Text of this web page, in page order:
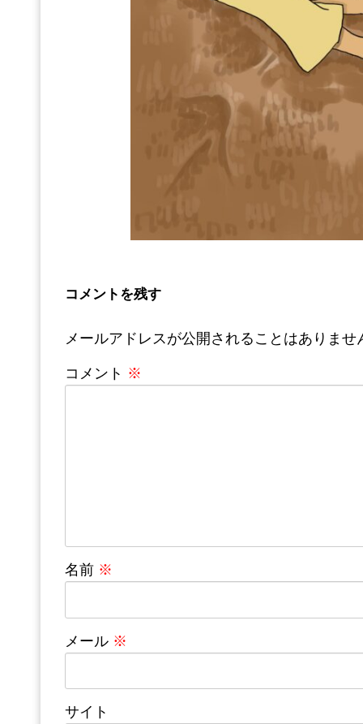
コメントを残す
メールアドレスが公開されることはありませ
コメント ※
名前 ※
メール ※
サイト